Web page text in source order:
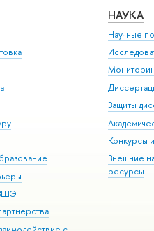
НАУКА
Научные
Защиты
Конкурсы
Внешние
ресурсы